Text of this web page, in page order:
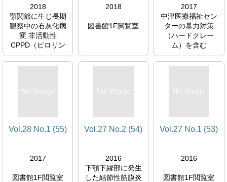
2018
顎関節に生じ長期
観察中の石灰化病
変 非活動性
CPPD（ピロリン
酸カルシウム）結
2018
図書館1F閲覧室
2017
中津医療福祉セン
ターの暴力対策
（ハードクレー
ム）を含む
図書館1F閲覧室
Vol.28 No.1 (55)
2017
図書館1F閲覧室
Vol.27 No.2 (54)
2016
下顎下縁部に発生
した結節性筋膜炎
Vol.27 No.1 (53)
2016
図書館1F閲覧室